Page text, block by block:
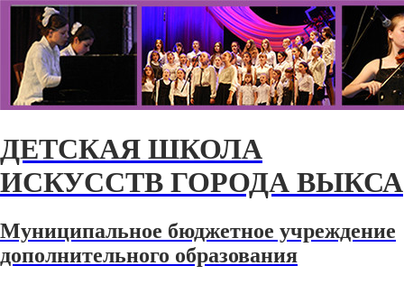
ДЕТСКАЯ ШКОЛА
ИСКУССТВ ГОРОДА ВЫКСА
Муниципальное бюджетное учреждение
дополнительного образования